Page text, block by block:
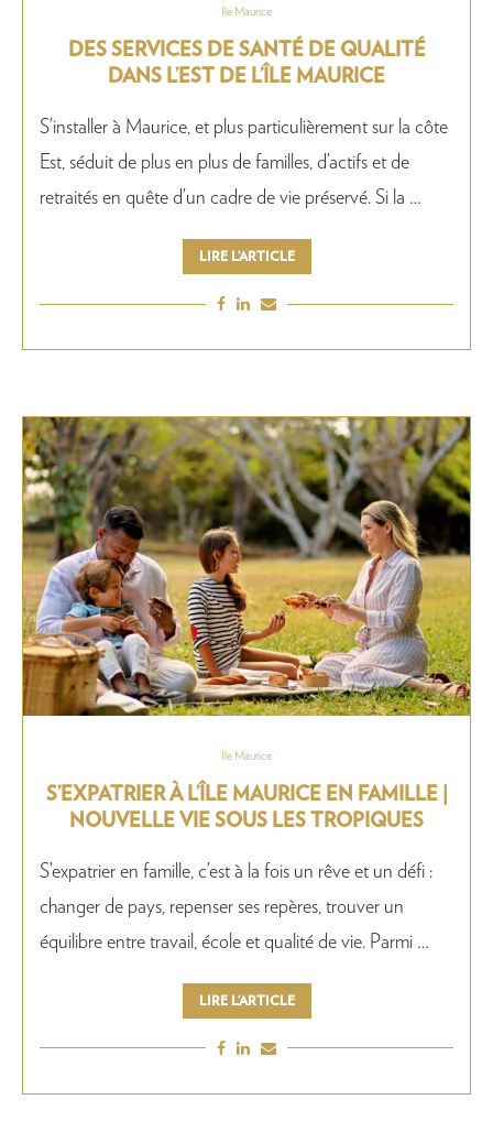
Ile Maurice
DES SERVICES DE SANTÉ DE QUALITÉ
DANS L’EST DE L’ÎLE MAURICE
S’installer à Maurice, et plus particulièrement sur la côte
Est, séduit de plus en plus de familles, d’actifs et de
retraités en quête d’un cadre de vie préservé. Si la …
LIRE L’ARTICLE
Ile Maurice
S’EXPATRIER À L’ÎLE MAURICE EN FAMILLE |
NOUVELLE VIE SOUS LES TROPIQUES
S’expatrier en famille, c’est à la fois un rêve et un défi :
changer de pays, repenser ses repères, trouver un
équilibre entre travail, école et qualité de vie. Parmi …
LIRE L’ARTICLE